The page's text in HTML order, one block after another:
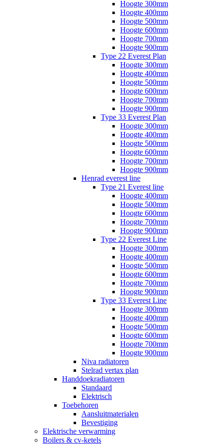
Hoogte 300mm
Hoogte 400mm
Hoogte 500mm
Hoogte 600mm
Hoogte 700mm
Hoogte 900mm
Type 22 Everest Plan
Hoogte 300mm
Hoogte 400mm
Hoogte 500mm
Hoogte 600mm
Hoogte 700mm
Hoogte 900mm
Type 33 Everest Plan
Hoogte 300mm
Hoogte 400mm
Hoogte 500mm
Hoogte 600mm
Hoogte 700mm
Hoogte 900mm
Henrad everest line
Type 21 Everest line
Hoogte 400mm
Hoogte 500mm
Hoogte 600mm
Hoogte 700mm
Hoogte 900mm
Type 22 Everest Line
Hoogte 300mm
Hoogte 400mm
Hoogte 500mm
Hoogte 600mm
Hoogte 700mm
Hoogte 900mm
Type 33 Everest Line
Hoogte 300mm
Hoogte 400mm
Hoogte 500mm
Hoogte 600mm
Hoogte 700mm
Hoogte 900mm
Niva radiatoren
Stelrad vertax plan
Handdoekradiatoren
Standaard
Elektrisch
Toebehoren
Aansluitmaterialen
Bevestiging
Elektrische verwarming
Boilers & cv-ketels